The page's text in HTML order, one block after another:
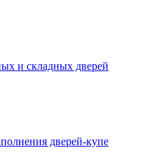
и складных дверей
дверей-купе